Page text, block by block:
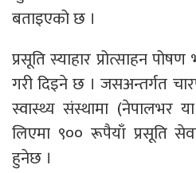
बताइएको छ ।
प्रसूति स्याहार प्रोत्साहन
गरी दिइने छ । जसअन्तर्गत
स्वास्थ्य संस्थामा (नेपालभर
लिएमा ९०० रूपैयाँ प्रसूति
हुनेछ ।